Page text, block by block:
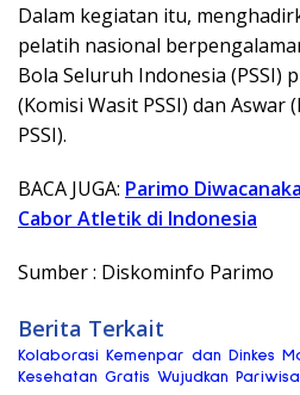
Dalam kegiatan itu,
pelatih nasional
Bola Seluruh Indonesia (PSSI)
(Komisi Wasit PSSI) dan Aswar
PSSI).
BACA JUGA: Parimo
Cabor Atletik di Indonesia
Sumber : Diskominfo Parimo
Berita Terkait
Kolaborasi Kemenpar dan Dinkes
Kesehatan Gratis Wujudkan